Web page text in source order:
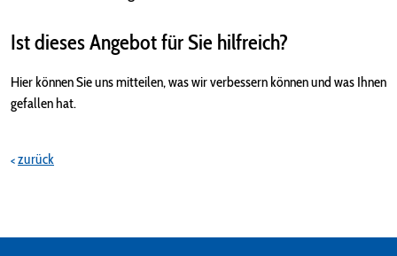
Ist dieses Angebot für Sie hilfreich?
Hier können Sie uns mitteilen, was wir verbessern können und was Ihnen
gefallen hat.
zurück